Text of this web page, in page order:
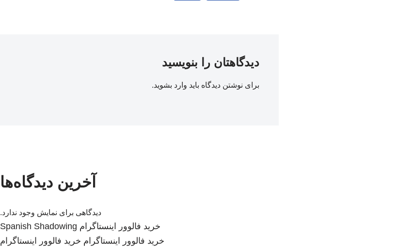
دیدگاهتان را بنویسید
برای نوشتن دیدگاه باید وارد بشوید.
آخرین دیدگاه‌ها
دیدگاهی برای نمایش وجود ندارد.
خرید فالوور اینستاگرام Spanish Shadowing
خرید فالوور اینستاگرام خرید فالوور اینستاگرام